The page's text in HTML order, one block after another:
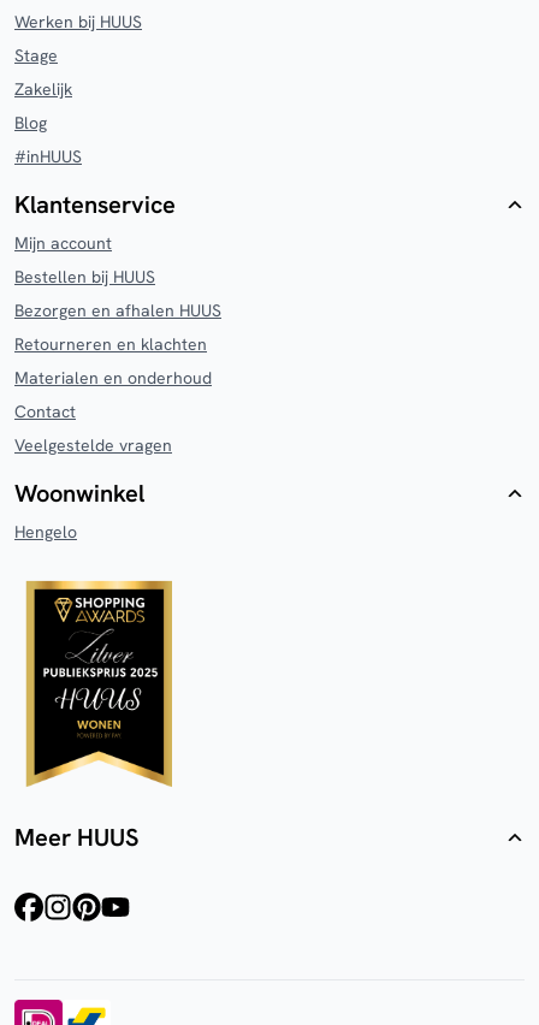
Werken bij HUUS
Stage
Zakelijk
Blog
#inHUUS
Klantenservice
Mijn account
Bestellen bij HUUS
Bezorgen en afhalen HUUS
Retourneren en klachten
Materialen en onderhoud
Contact
Veelgestelde vragen
Woonwinkel
Hengelo
Meer HUUS
facebookinstagram
pinterest
youtube